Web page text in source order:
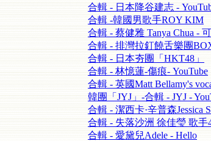
合輯 - 日本降谷建志 -
合輯 -韓國男歌手ROY KIM
合輯 - 蔡健雅 Tanya Chua -
合輯 - 排灣拉釘饒舌樂團
合輯 - 日本夯團「HKT48」
合輯 - 林憶蓮-傷痕- YouTube
合輯 - 英國Matt Bellamy's
韓團「JYJ」-合輯 - JYJ -
合輯 - 潔西卡·辛普森Jessica
合輯 - 失落沙洲 徐佳瑩 歌手
合輯 - 愛黛兒Adele - Hello